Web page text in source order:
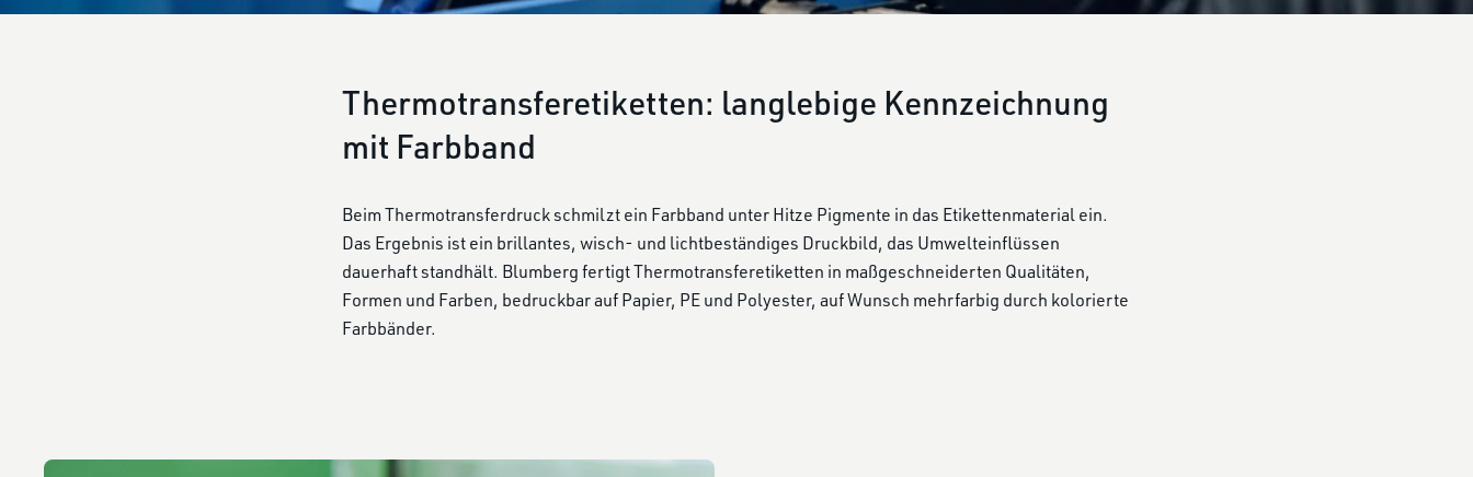
Thermotransferetiketten: langlebige Kennzeichnung
mit Farbband
Beim Thermotransferdruck schmilzt ein Farbband unter Hitze Pigmente in das Etikettenmaterial ein.
Das Ergebnis ist ein brillantes, wisch- und lichtbeständiges Druckbild, das Umwelteinflüssen
dauerhaft standhält. Blumberg fertigt Thermotransferetiketten in maßgeschneiderten Qualitäten,
Formen und Farben, bedruckbar auf Papier, PE und Polyester, auf Wunsch mehrfarbig durch kolorierte
Farbbänder.